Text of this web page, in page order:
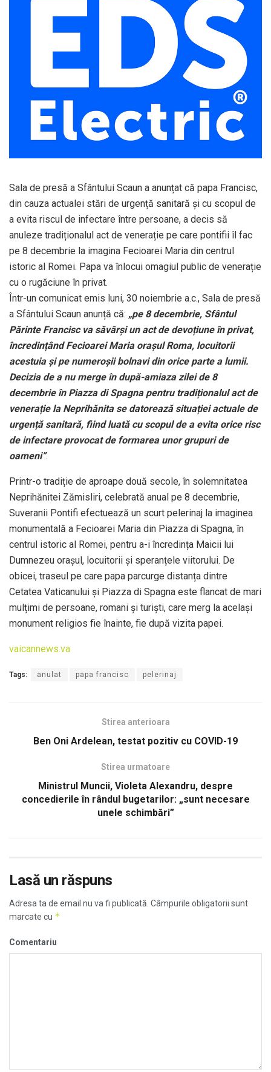
Sala de presă a Sfântului Scaun a anunțat că papa Francisc,
din cauza actualei stări de urgență sanitară și cu scopul de
a evita riscul de infectare între persoane, a decis să
anuleze tradiționalul act de venerație pe care pontifii îl fac
pe 8 decembrie la imagina Fecioarei Maria din centrul
istoric al Romei. Papa va înlocui omagiul public de venerație
cu o rugăciune în privat.
Într-un comunicat emis luni, 30 noiembrie a.c., Sala de presă
a Sfântului Scaun anunță că: „pe 8 decembrie, Sfântul
Părinte Francisc va săvârși un act de devoțiune în privat,
încredințând Fecioarei Maria orașul Roma, locuitorii
acestuia și pe numeroșii bolnavi din orice parte a lumii.
Decizia de a nu merge în după-amiaza zilei de 8
decembrie în Piazza di Spagna pentru tradiționalul act de
venerație la Neprihănita se datorează situației actuale de
urgență sanitară, fiind luată cu scopul de a evita orice risc
de infectare provocat de formarea unor grupuri de
oameni”.
Printr-o tradiție de aproape două secole, în solemnitatea
Neprihănitei Zămisliri, celebrată anual pe 8 decembrie,
Suveranii Pontifi efectuează un scurt pelerinaj la imaginea
monumentală a Fecioarei Maria din Piazza di Spagna, în
centrul istoric al Romei, pentru a-i încredința Maicii lui
Dumnezeu orașul, locuitorii și speranțele viitorului. De
obicei, traseul pe care papa parcurge distanța dintre
Cetatea Vaticanului și Piazza di Spagna este flancat de mari
mulțimi de persoane, romani și turiști, care merg la același
monument religios fie înainte, fie după vizita papei.
vaicannews.va
Tags: anulat papa francisc pelerinaj
Stirea anterioara
Ben Oni Ardelean, testat pozitiv cu COVID-19
Stirea urmatoare
Ministrul Muncii, Violeta Alexandru, despre
concedierile în rândul bugetarilor: „sunt necesare
unele schimbări”
Lasă un răspuns
Adresa ta de email nu va fi publicată. Câmpurile obligatorii sunt
marcate cu *
Comentariu